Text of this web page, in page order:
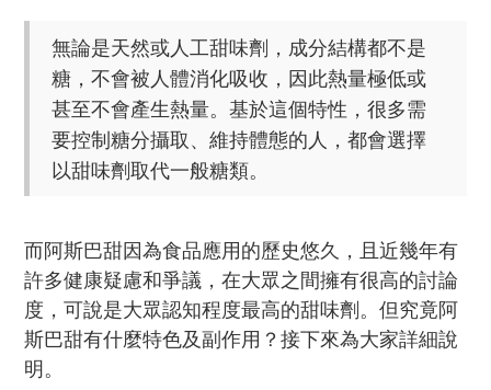
無論是天然或人工甜味劑，成分結構都不是
糖，不會被人體消化吸收，因此熱量極低或
甚至不會產生熱量。基於這個特性，很多需
要控制糖分攝取、維持體態的人，都會選擇
以甜味劑取代一般糖類。
而阿斯巴甜因為食品應用的歷史悠久，且近幾年有
許多健康疑慮和爭議，在大眾之間擁有很高的討論
度，可說是大眾認知程度最高的甜味劑。但究竟阿
斯巴甜有什麼特色及副作用？接下來為大家詳細說
明。